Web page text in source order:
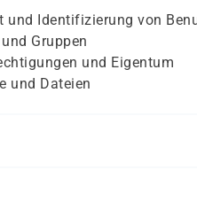
und Identifizierung von
Gruppen
und Eigentum
und Dateien